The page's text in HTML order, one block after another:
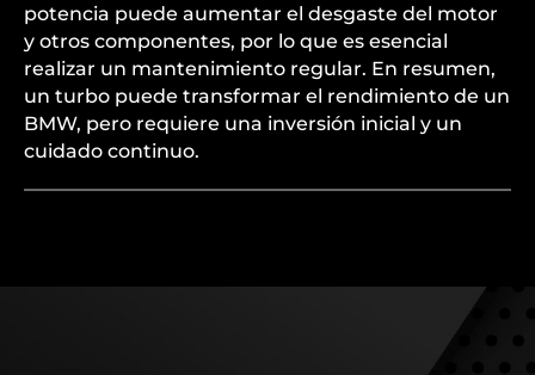
potencia puede aumentar el desgaste del motor
y otros componentes, por lo que es esencial
realizar un mantenimiento regular. En resumen,
un turbo puede transformar el rendimiento de un
BMW, pero requiere una inversión inicial y un
cuidado continuo.